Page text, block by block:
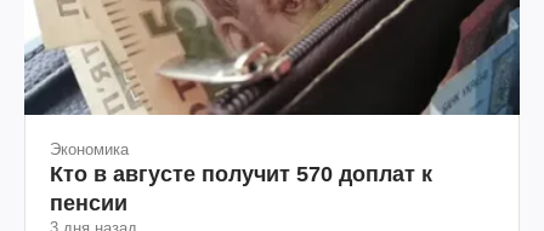
Экономика
Кто в августе получит 570 доплат к
пенсии